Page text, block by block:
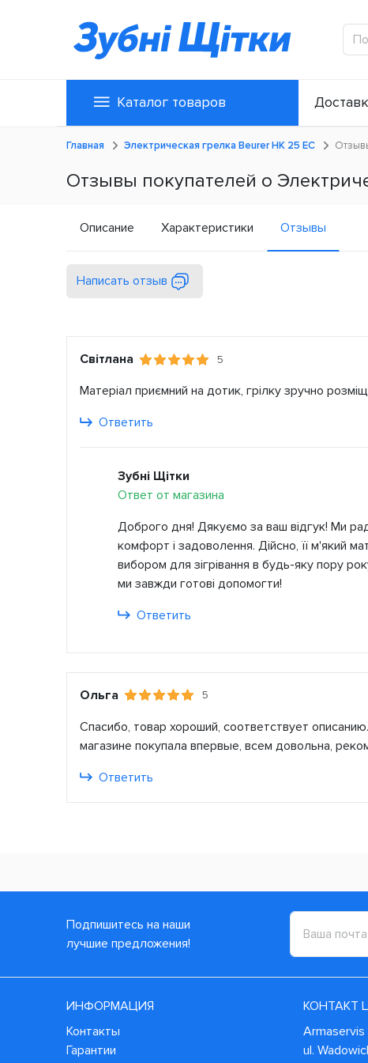
Каталог товаров
Главная Электрическая грелка Beurer HK 25 ЕС
Отзывы покупателей о
Описание Характеристики Отзывы
Написать отзыв
Світлана 5
Матеріал приємний на дотик, грілку зручно
Ответить
Зубні Щітки
Ответ от магазина
Доброго дня! Дякуємо за ваш відгук! Ми
комфорт і задоволення. Дійсно, її м'який
вибором для зігрівання в будь-яку пору
ми завжди готові допомогти!
Ответить
Ольга 5
Спасибо, товар хороший, соответствует
магазине покупала впервые, всем довольна,
Ответить
Подпишитесь на наши
лучшие предложения!
ИНФОРМАЦИЯ
Контакты
Гарантии
КОНТАКТ
Armaservis
ul.